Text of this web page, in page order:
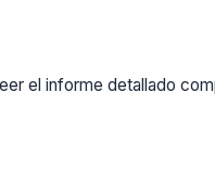
el informe detallado